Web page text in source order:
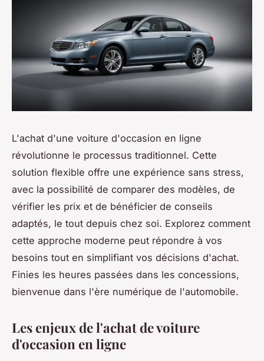
L'achat d'une voiture d'occasion en ligne
révolutionne le processus traditionnel. Cette
solution flexible offre une expérience sans stress,
avec la possibilité de comparer des modèles, de
vérifier les prix et de bénéficier de conseils
adaptés, le tout depuis chez soi. Explorez comment
cette approche moderne peut répondre à vos
besoins tout en simplifiant vos décisions d'achat.
Finies les heures passées dans les concessions,
bienvenue dans l'ère numérique de l'automobile.
Les enjeux de l'achat de voiture
d'occasion en ligne